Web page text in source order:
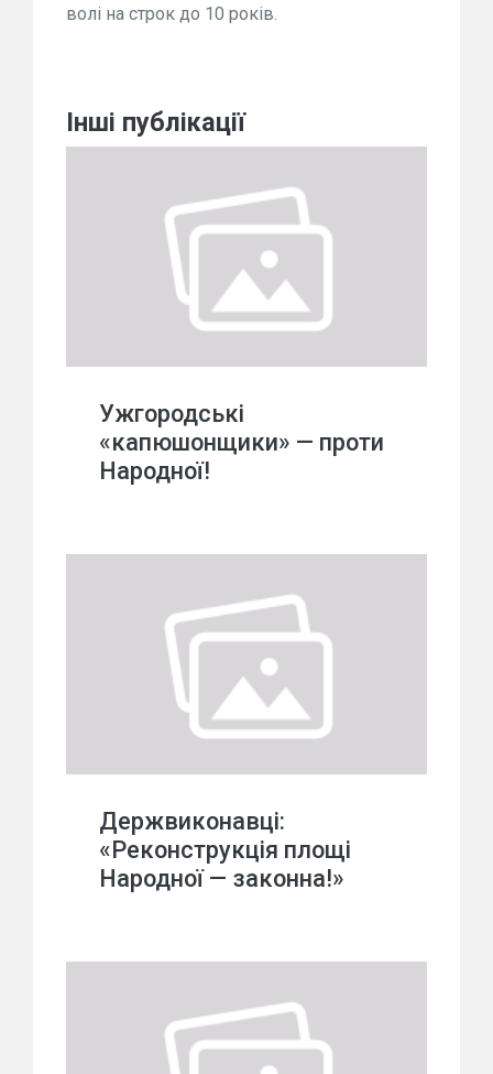
волі на строк до 10 років.
Інші публікації
Ужгородські
«капюшонщики» — проти
Народної!
Держвиконавці:
«Реконструкція площі
Народної — законна!»